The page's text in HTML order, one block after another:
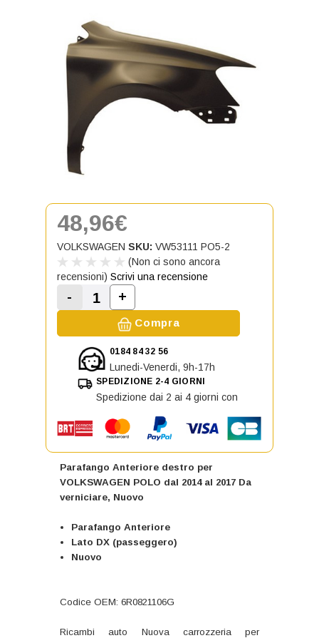
Parafango Anteriore destro per
VOLKSWAGEN POLO dal 2014 al 2017 Da
verniciare, Nuovo
Parafango Anteriore
Lato DX (passeggero)
Nuovo
Codice OEM: 6R0821106G
Ricambi auto Nuova carrozzeria per
48,96€
VOLKSWAGEN SKU: VW53111 PO5-2
(Non ci sono ancora
recensioni) Scrivi una recensione
Diminuisci la quantità di Parafango
-
Aumenta la quantità di Parafango
+
Compra
0184 84 32 56
Lunedi-Venerdi, 9h-17h
SPEDIZIONE 2-4 GIORNI
Spedizione dai 2 ai 4 giorni con